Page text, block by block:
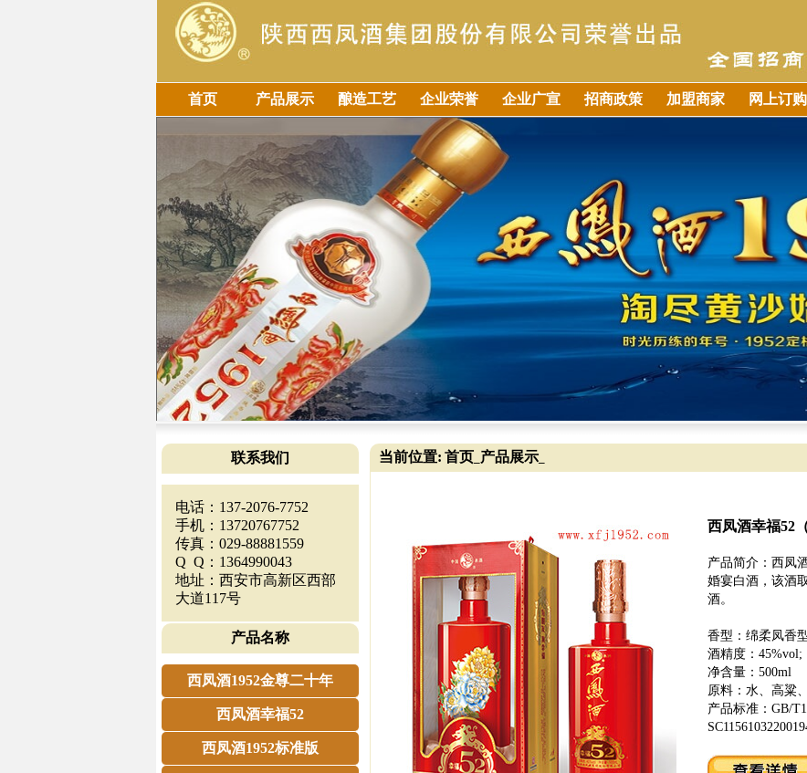
首页 产品展示 酿造工艺 企业荣誉 企业广宣 招商政策 加盟商家 网上订购
联系我们
电话：137-2076-7752
手机：13720767752
传真：029-88881559
Q Q：1364990043
地址：西安市高新区西部
大道117号
产品名称
西凤酒1952金尊二十年
西凤酒幸福52
西凤酒1952标准版
当前位置: 首页 产品展示
西凤酒幸福52（
产品简介：西凤
婚宴白酒，该酒
酒。
香型：绵柔凤香
酒精度：45%vol;
净含量：500ml
原料：水、高粱
产品标准：GB/